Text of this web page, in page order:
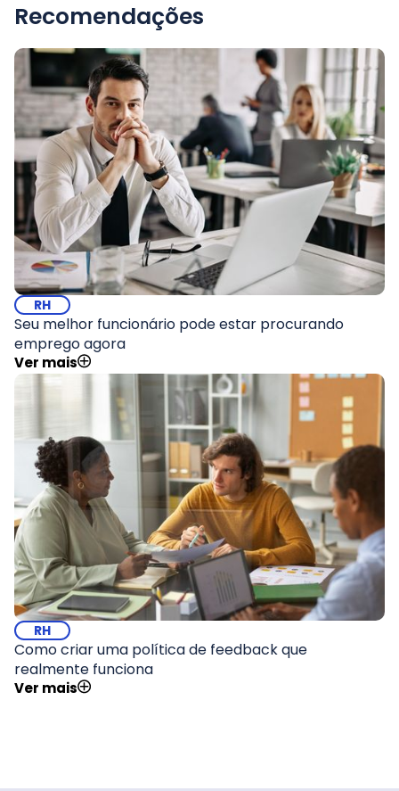
Recomendações
RH
Seu melhor funcionário pode estar procurando
emprego agora
Ver mais
RH
Como criar uma política de feedback que
realmente funciona
Ver mais